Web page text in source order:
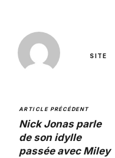
SITE
ARTICLE PRÉCÉDENT
Nick Jonas parle
de son idylle
passée avec Miley